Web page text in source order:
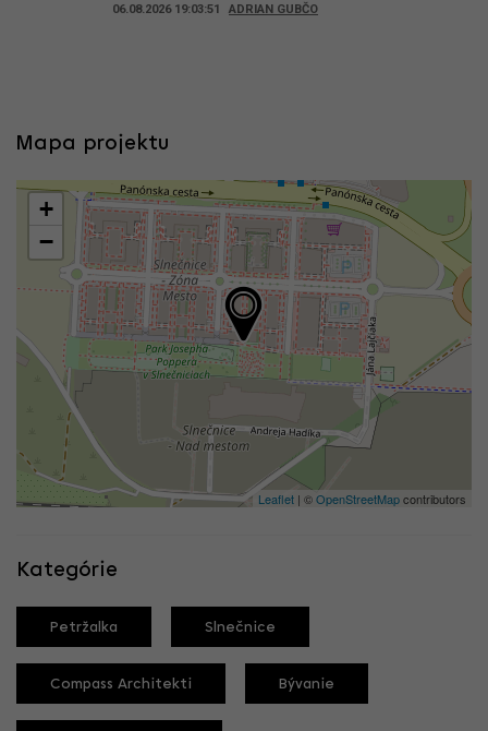
06.08.2026 19:03:51 ADRIAN GUBČO
Mapa projektu
+
−
Leaflet | ©OpenStreetMapcontributors
Kategórie
Petržalka Slnečnice
Compass Architekti Bývanie